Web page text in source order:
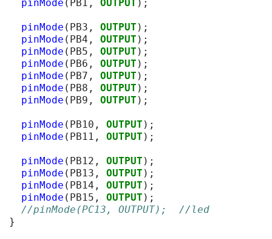
pinMode ( PB1 , OUTPUT );
pinMode ( PB3 , OUTPUT );
pinMode ( PB4 , OUTPUT );
pinMode ( PB5 , OUTPUT );
pinMode ( PB6 , OUTPUT );
pinMode ( PB7 , OUTPUT );
pinMode ( PB8 , OUTPUT );
pinMode ( PB9 , OUTPUT );
pinMode ( PB10 , OUTPUT );
pinMode ( PB11 , OUTPUT );
pinMode ( PB12 , OUTPUT );
pinMode ( PB13 , OUTPUT );
pinMode ( PB14 , OUTPUT );
pinMode ( PB15 , OUTPUT );
//pinMode(PC13, OUTPUT);  //led
}